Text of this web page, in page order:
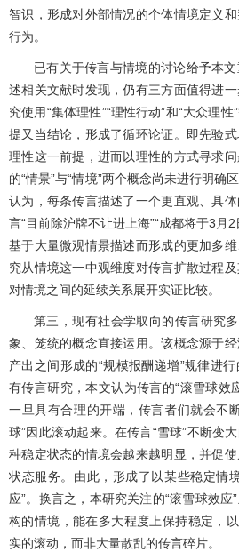
智识，形成对外部情况的个体情境定义
行为。
已有关于传言与情境的讨论给予本
述相关文献时发现，仍有三方面值得进
究使用“集体理性”“理性行动”和“大众理
提又当结论，形成了循环论证。即先验
理性这一前提，进而以理性的方式寻求
的“情景”与“情境”两个概念尚未进行明确
认为，每条传言描述了一个更直观、具
言“目前除沪牌不让进上海”“成都将于3月
基于大量微观情景描述而形成的更加多
究从情境这一中观维度对传言扩散过程
对情境之间的延续关系展开实证比较。
第三，现有社会学取向的传言研究
象、笼统的概念直接运用。该概念源于
产出之间形成的“规模报酬递增”规律进
有传言研究，本文认为传言的“滚雪球效
一旦具有合理的开端，传言者们就会不
球”因此滚动起来。在传言“雪球”不断变
种稳定状态的情境会越来越明显，并促
状态服务。由此，形成了以某些稳定情
应”。换言之，本研究关注的“滚雪球效
构的情境，能在多大程度上保持稳定，
实的滚动，而非大量散乱的传言碎片。